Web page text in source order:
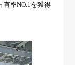
有率NO.1を獲得